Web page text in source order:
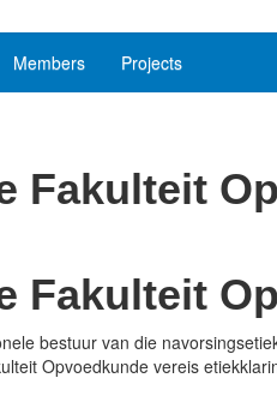
Members Projects
Fakulteit
bestuur van die
Opvoedkunde vereis